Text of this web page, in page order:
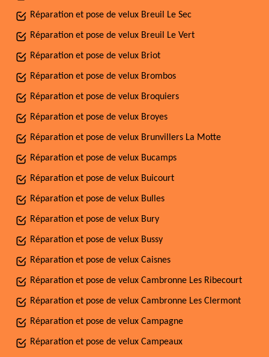
Réparation et pose de velux Breuil Le Sec
Réparation et pose de velux Breuil Le Vert
Réparation et pose de velux Briot
Réparation et pose de velux Brombos
Réparation et pose de velux Broquiers
Réparation et pose de velux Broyes
Réparation et pose de velux Brunvillers La Motte
Réparation et pose de velux Bucamps
Réparation et pose de velux Buicourt
Réparation et pose de velux Bulles
Réparation et pose de velux Bury
Réparation et pose de velux Bussy
Réparation et pose de velux Caisnes
Réparation et pose de velux Cambronne Les Ribecourt
Réparation et pose de velux Cambronne Les Clermont
Réparation et pose de velux Campagne
Réparation et pose de velux Campeaux